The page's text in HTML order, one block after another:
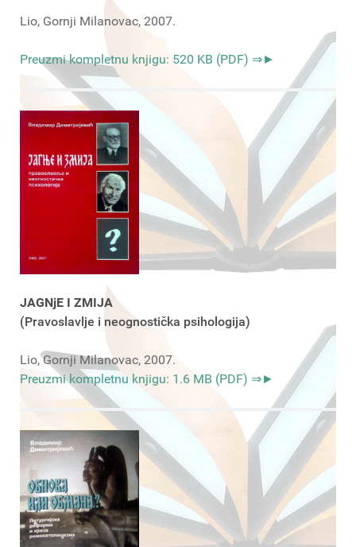
Lio, Gornji Milanovac, 2007.
Preuzmi kompletnu knjigu: 520 KB (PDF) ⇒►
JAGNjE I ZMIJA
(Pravoslavlje i neognostička psihologija)
Lio, Gornji Milanovac, 2007.
Preuzmi kompletnu knjigu: 1.6 MB (PDF) ⇒►